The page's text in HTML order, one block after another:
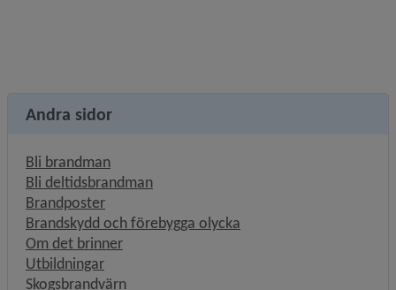
Andra sidor
Bli brandman
Bli deltidsbrandman
Brandposter
Brandskydd och förebygga olycka
Om det brinner
Utbildningar
Skogsbrandvärn